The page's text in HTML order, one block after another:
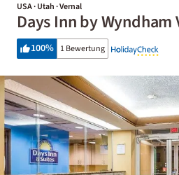
USA · Utah · Vernal
Days Inn by Wyndham
100% 1 Bewertung